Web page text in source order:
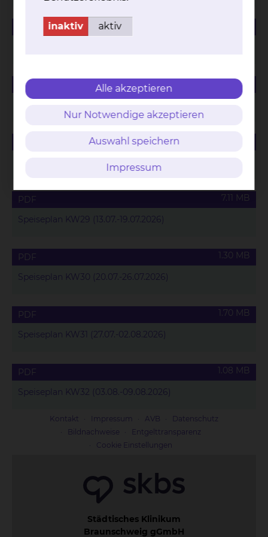
PDF
1.48 MB
Speiseplan KW28 (06.07.-12.07.2026)
PDF
Speiseplan KW29 (13.07.-19.07.2026)
7.11 MB
PDF
Speiseplan KW30 (20.07.-26.07.2026)
1.30 MB
PDF
Speiseplan KW31 (27.07.-02.08.2026)
1.70 MB
PDF
Speiseplan KW32 (03.08.-09.08.2026)
1.08 MB
Kontakt Impressum AVB
Datenschutz
Bildnachweise
Entgelttransparenz
Cookie Einstellungen
Städtisches Klinikum
Braunschweig gGmbH
inaktiv aktiv
Alle akzeptieren
Nur Notwendige akzeptieren
Auswahl speichern
Impressum